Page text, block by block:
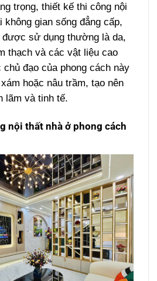
trọng, thiết kế thi công nội
không gian sống đẳng cấp,
được sử dụng thường là da,
thạch và các vật liệu cao
đạo của phong cách này
hoặc nâu trầm, tạo nên
lãm và tinh tế.
nội thất nhà ở phong cách